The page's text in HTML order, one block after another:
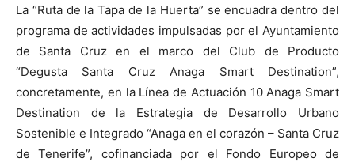
La “Ruta de la Tapa de la Huerta” se encuadra dentro del
programa de actividades impulsadas por el Ayuntamiento
de Santa Cruz en el marco del Club de Producto
“Degusta Santa Cruz Anaga Smart Destination”,
concretamente, en la Línea de Actuación 10 Anaga Smart
Destination de la Estrategia de Desarrollo Urbano
Sostenible e Integrado “Anaga en el corazón – Santa Cruz
de Tenerife”, cofinanciada por el Fondo Europeo de